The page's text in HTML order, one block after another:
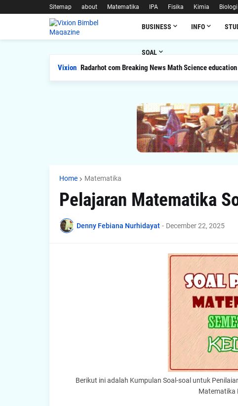
Sitemap about Matematika IPA Fisika Kimia Biologi
BUSINESS INFO
SOAL
Vixion Radarhot com Breaking News Math Science education
Soal Latihan Perpangkatan dan Bentuk Akar
Home Matematika
Pelajaran Matematika
Denny Febiana Nurhidayat - December 22, 2025
Berikut ini adalah Kumpulan Soal-soal untuk
Matematika